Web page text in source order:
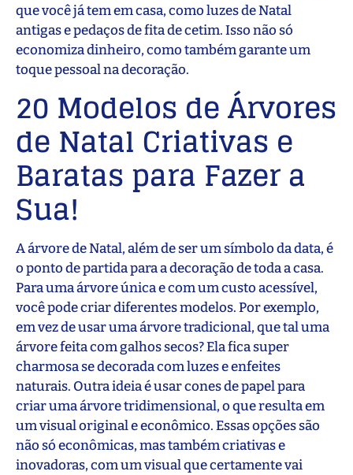
que você já tem em casa, como luzes de Natal
antigas e pedaços de fita de cetim. Isso não só
economiza dinheiro, como também garante um
toque pessoal na decoração.
20 Modelos de Árvores
de Natal Criativas e
Baratas para Fazer a
Sua!
A árvore de Natal, além de ser um símbolo da data, é
o ponto de partida para a decoração de toda a casa.
Para uma árvore única e com um custo acessível,
você pode criar diferentes modelos. Por exemplo,
em vez de usar uma árvore tradicional, que tal uma
árvore feita com galhos secos? Ela fica super
charmosa se decorada com luzes e enfeites
naturais. Outra ideia é usar cones de papel para
criar uma árvore tridimensional, o que resulta em
um visual original e econômico. Essas opções são
não só econômicas, mas também criativas e
inovadoras, com um visual que certamente vai